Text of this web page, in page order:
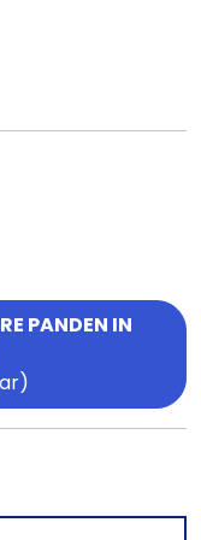
PANDEN IN